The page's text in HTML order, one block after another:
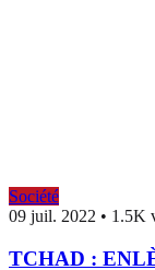
Société
09 juil. 2022 • 1.5K
TCHAD :